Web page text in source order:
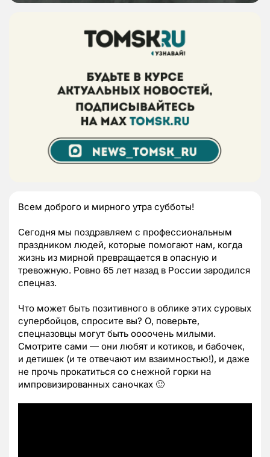
Всем доброго и мирного утра субботы!
Сегодня мы поздравляем с профессиональным
праздником людей, которые помогают нам, когда
жизнь из мирной превращается в опасную и
тревожную. Ровно 65 лет назад в России зародился
спецназ.
Что может быть позитивного в облике этих суровых
супербойцов, спросите вы? О, поверьте,
спецназовцы могут быть оооочень милыми.
Смотрите сами — они любят и котиков, и бабочек,
и детишек (и те отвечают им взаимностью!), и даже
не прочь прокатиться со снежной горки на
импровизированных саночках 🙂